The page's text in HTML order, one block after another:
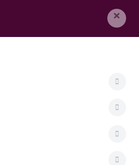
×